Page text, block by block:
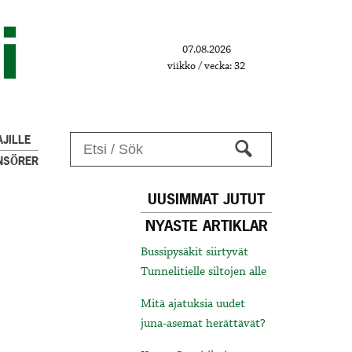
07.08.2026
viikko / vecka: 32
UUSIMMAT JUTUT
NYASTE ARTIKLAR
Bussipysäkit siirtyvät
Tunnelitielle siltojen alle
Mitä ajatuksia uudet
juna-asemat herättävät?